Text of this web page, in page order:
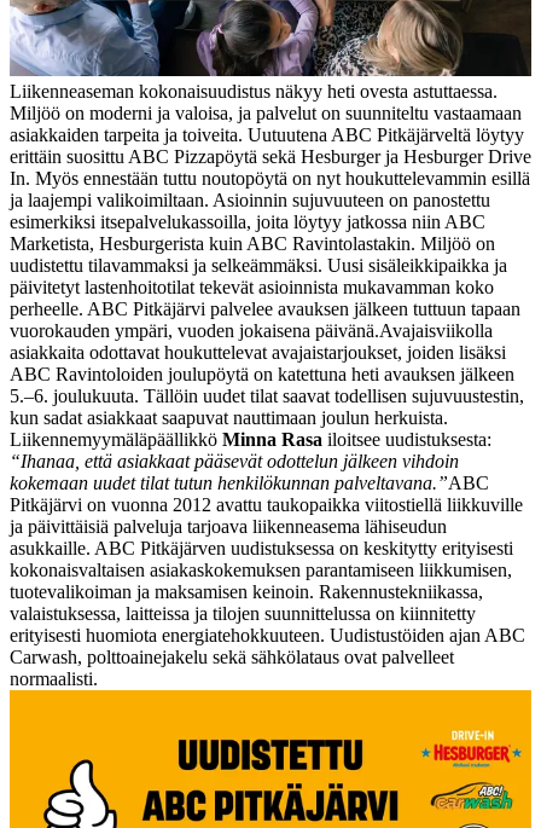
Liikenneaseman kokonaisuudistus näkyy heti ovesta astuttaessa.
Miljöö on moderni ja valoisa, ja palvelut on suunniteltu vastaamaan
asiakkaiden tarpeita ja toiveita. Uutuutena ABC Pitkäjärveltä löytyy
erittäin suosittu ABC Pizzapöytä sekä Hesburger ja Hesburger Drive
In. Myös ennestään tuttu noutopöytä on nyt houkuttelevammin esillä
ja laajempi valikoimiltaan. Asioinnin sujuvuuteen on panostettu
esimerkiksi itsepalvelukassoilla, joita löytyy jatkossa niin ABC
Marketista, Hesburgerista kuin ABC Ravintolastakin. Miljöö on
uudistettu tilavammaksi ja selkeämmäksi. Uusi sisäleikkipaikka ja
päivitetyt lastenhoitotilat tekevät asioinnista mukavamman koko
perheelle. ABC Pitkäjärvi palvelee avauksen jälkeen tuttuun tapaan
vuorokauden ympäri, vuoden jokaisena päivänä.Avajaisviikolla
asiakkaita odottavat houkuttelevat avajaistarjoukset, joiden lisäksi
ABC Ravintoloiden joulupöytä on katettuna heti avauksen jälkeen
5.–6. joulukuuta. Tällöin uudet tilat saavat todellisen sujuvuustestin,
kun sadat asiakkaat saapuvat nauttimaan joulun herkuista.
Liikennemyymäläpäällikkö Minna Rasa iloitsee uudistuksesta:
“Ihanaa, että asiakkaat pääsevät odottelun jälkeen vihdoin
kokemaan uudet tilat tutun henkilökunnan palveltavana.”ABC
Pitkäjärvi on vuonna 2012 avattu taukopaikka viitostiellä liikkuville
ja päivittäisiä palveluja tarjoava liikenneasema lähiseudun
asukkaille. ABC Pitkäjärven uudistuksessa on keskitytty erityisesti
kokonaisvaltaisen asiakaskokemuksen parantamiseen liikkumisen,
tuotevalikoiman ja maksamisen keinoin. Rakennustekniikassa,
valaistuksessa, laitteissa ja tilojen suunnittelussa on kiinnitetty
erityisesti huomiota energiatehokkuuteen. Uudistustöiden ajan ABC
Carwash, polttoainejakelu sekä sähkölataus ovat palvelleet
normaalisti.